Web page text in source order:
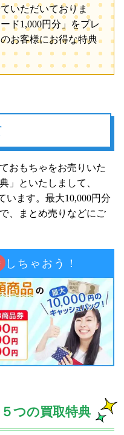
いただいておりま
ド1,000円分」をプレ
お客様にお得な特典
おもちゃをお売りいた
」といたしまして、
います。最大10,000円分
、まとめ売りなどにご
しちゃおう！
５つの買取特典